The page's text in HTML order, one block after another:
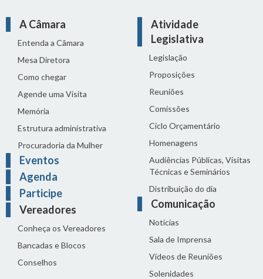
A Câmara
Entenda a Câmara
Mesa Diretora
Como chegar
Agende uma Visita
Memória
Estrutura administrativa
Procuradoria da Mulher
Eventos
Agenda
Participe
Vereadores
Conheça os Vereadores
Bancadas e Blocos
Conselhos
Atividade
Legislativa
Legislação
Proposições
Reuniões
Comissões
Ciclo Orçamentário
Homenagens
Audiências Públicas, Visitas
Técnicas e Seminários
Distribuição do dia
Comunicação
Notícias
Sala de Imprensa
Vídeos de Reuniões
Solenidades